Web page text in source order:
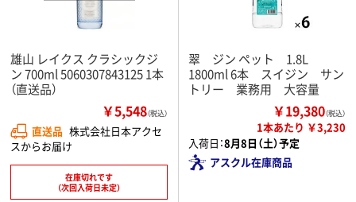
雄山 レイクス クラシックジ
ン 700ml 5060307843125 1本
（直送品）
￥5,548（税込）
直送品 株式会社日本アクセ
スからお届け
在庫切れです
（次回入荷日未定）
翠 ジン ペット 1.8L
1800ml 6本 スイジン サン
トリー 業務用 大容量
￥19,380（税込）
1本あたり ￥3,230
入荷日：8月8日（土）予定
アスクル在庫商品